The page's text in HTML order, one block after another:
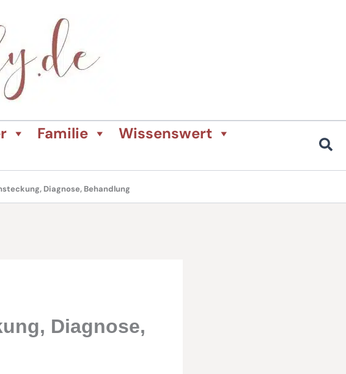
Familie
Wissenswert
Diagnose, Behandlung
Diagnose,